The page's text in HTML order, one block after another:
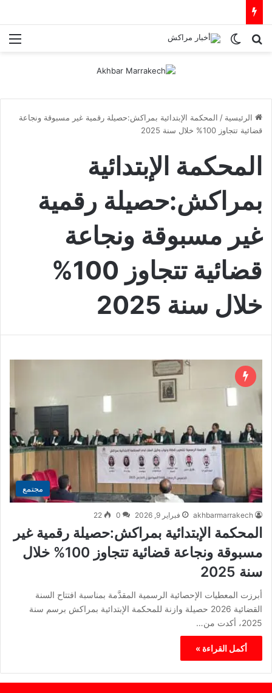
بحث عنالوضع المظلم
الرئيسية / المحكمة الإبتدائية بمراكش:حصيلة رقمية غير مسبوقة ونجاعة
قضائية تتجاوز 100% خلال سنة 2025
المحكمة الإبتدائية
بمراكش:حصيلة رقمية
غير مسبوقة ونجاعة
قضائية تتجاوز 100%
خلال سنة 2025
مجتمع
akhbarmarrakech فبراير 9, 2026 0
22
المحكمة الإبتدائية بمراكش:حصيلة رقمية غير
مسبوقة ونجاعة قضائية تتجاوز 100% خلال
سنة 2025
أبرزت المعطيات الإحصائية الرسمية المقدَّمة بمناسبة افتتاح السنة
القضائية 2026 حصيلة وازنة للمحكمة الإبتدائية بمراكش برسم سنة
2025، أكدت من…
أكمل القراءة »